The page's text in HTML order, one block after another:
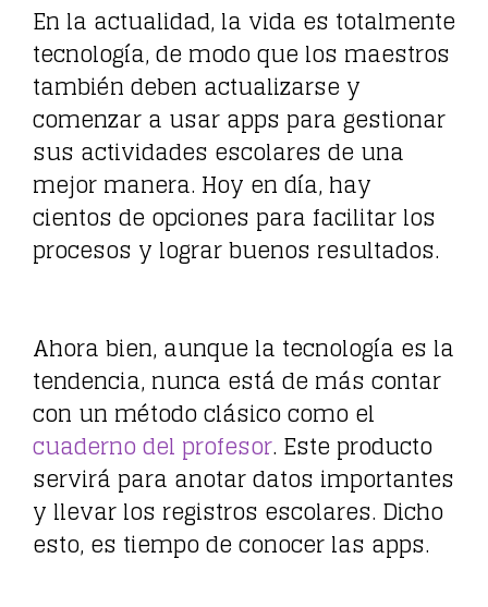
En la actualidad, la vida es totalmente
tecnología, de modo que los maestros
también deben actualizarse y
comenzar a usar apps para gestionar
sus actividades escolares de una
mejor manera. Hoy en día, hay
cientos de opciones para facilitar los
procesos y lograr buenos resultados.
Ahora bien, aunque la tecnología es la
tendencia, nunca está de más contar
con un método clásico como el
cuaderno del profesor. Este producto
servirá para anotar datos importantes
y llevar los registros escolares. Dicho
esto, es tiempo de conocer las apps.